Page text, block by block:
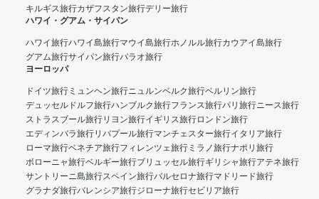
キルギス旅行カザフスタン旅行デリー旅行
ハワイ・グアム・サイパン
ハワイ旅行ハワイ島旅行マウイ島旅行ホノルル旅行カウアイ島旅行
グアム旅行サイパン旅行パラオ旅行
ヨーロッパ
ドイツ旅行 ミュンヘン旅行ニュルンベルク旅行ベルリン旅行
デュッセルドルフ旅行ハンブルク旅行フランス旅行パリ旅行ニース旅行
ストラスブール旅行リヨン旅行イギリス旅行ロンドン旅行
エディンバラ旅行リバプール旅行マンチェスター旅行イタリア旅行
ローマ旅行ベネチア旅行フィレンツェ旅行 ミラノ旅行ナポリ旅行
ボローニャ旅行ベルギー旅行ブリュッセル旅行ギリシャ旅行アテネ旅行
サントリーニ島旅行スペイン旅行バルセロナ旅行マドリード旅行
グラナダ旅行バレンシア旅行ジローナ旅行セビリア旅行